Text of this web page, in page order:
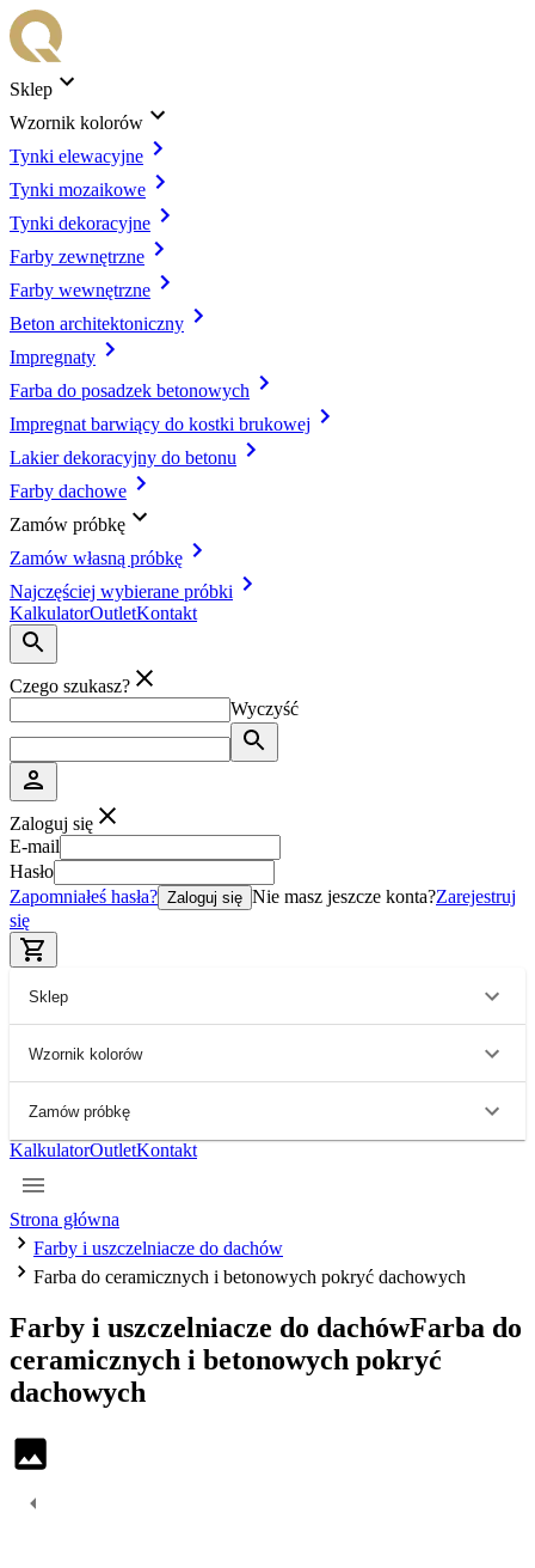
Sklep
Wzornik kolorów
Tynki elewacyjne
Tynki mozaikowe
Tynki dekoracyjne
Farby zewnętrzne
Farby wewnętrzne
Beton architektoniczny
Impregnaty
Farba do posadzek betonowych
Impregnat barwiący do kostki brukowej
Lakier dekoracyjny do betonu
Farby dachowe
Zamów próbkę
Zamów własną próbkę
Najczęściej wybierane próbki
KalkulatorOutletKontakt
Czego szukasz?
Wyczyść
Zaloguj się
E-mail
Hasło
Zapomniałeś hasła? Zaloguj się Nie masz jeszcze konta?Zarejestruj
się
Sklep
Wzornik kolorów
Zamów próbkę
KalkulatorOutletKontakt
Strona główna
Farby i uszczelniacze do dachów
Farba do ceramicznych i betonowych pokryć dachowych
Farby i uszczelniacze do dachówFarba do
ceramicznych i betonowych pokryć
dachowych